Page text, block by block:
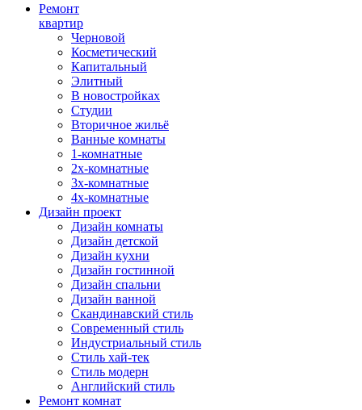
Ремонт
квартир
Черновой
Косметический
Капитальный
Элитный
В новостройках
Студии
Вторичное жильё
Ванные комнаты
1-комнатные
2х-комнатные
3х-комнатные
4х-комнатные
Дизайн проект
Дизайн комнаты
Дизайн детской
Дизайн кухни
Дизайн гостинной
Дизайн спальни
Дизайн ванной
Скандинавский стиль
Современный стиль
Индустриальный стиль
Стиль хай-тек
Стиль модерн
Английский стиль
Ремонт комнат